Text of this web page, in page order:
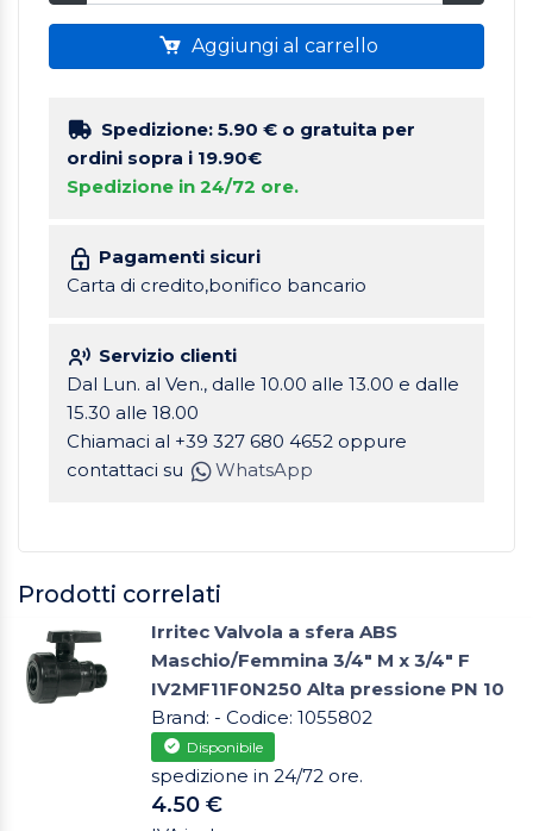
Aggiungi al carrello
Spedizione: 5.90 €o gratuita per
ordini sopra i 19.90€
Spedizione in 24/72 ore.
Pagamenti sicuri
Carta di credito,bonifico bancario
Servizio clienti
Dal Lun. al Ven., dalle 10.00 alle 13.00 e dalle
15.30 alle 18.00
Chiamaci al +39 327 680 4652 oppure
contattaci su
WhatsApp
Prodotti correlati
Irritec Valvola a sfera ABS
Maschio/Femmina 3/4" M x 3/4" F
IV2MF11F0N250 Alta pressione PN 10
Brand: - Codice: 1055802
Disponibile
spedizione in 24/72 ore.
4.50 €